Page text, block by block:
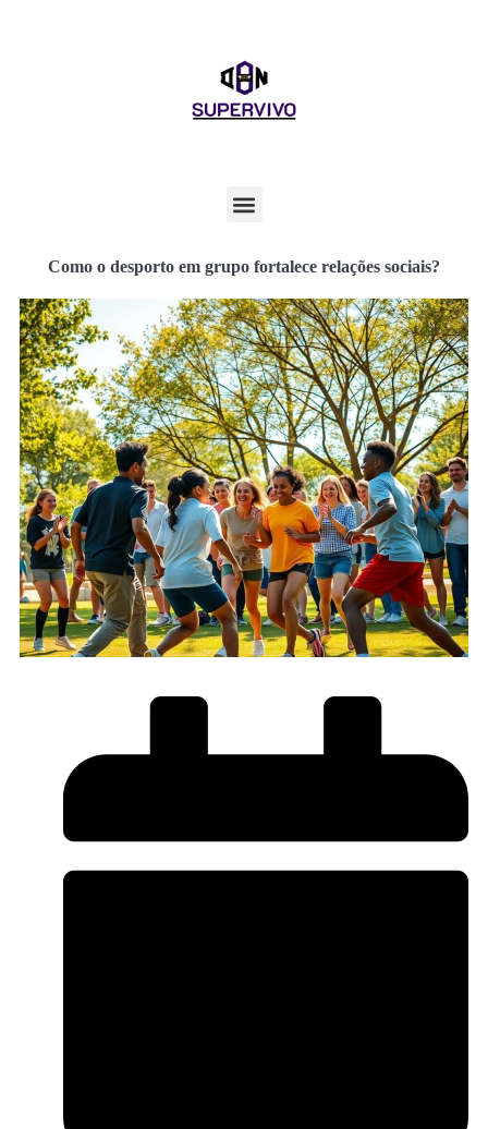
Como o desporto em grupo fortalece relações sociais?